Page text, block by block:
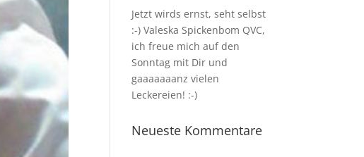
Jetzt wirds ernst, seht selbst
:-) Valeska Spickenbom QVC,
ich freue mich auf den
Sonntag mit Dir und
gaaaaaaanz vielen
Leckereien! :-)
Neueste Kommentare